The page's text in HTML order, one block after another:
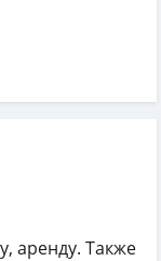
аренду. Также